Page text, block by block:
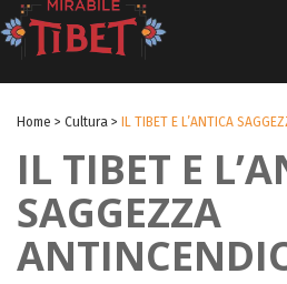
Home > Cultura > IL TIBET E L’ANTICA
IL TIBET E
SAGGEZZA